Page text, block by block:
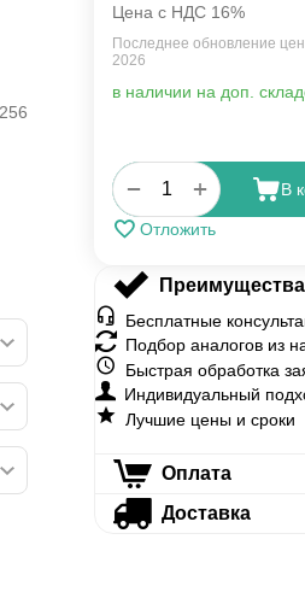
Цена с НДС 16%
Последнее обновление
2026
в наличии на доп.
+
− В
Отложить
Преимущества
Бесплатные
Подбор аналогов из
Быстрая обработка
Индивидуальный
Лучшие цены и сроки
Оплата
Доставка